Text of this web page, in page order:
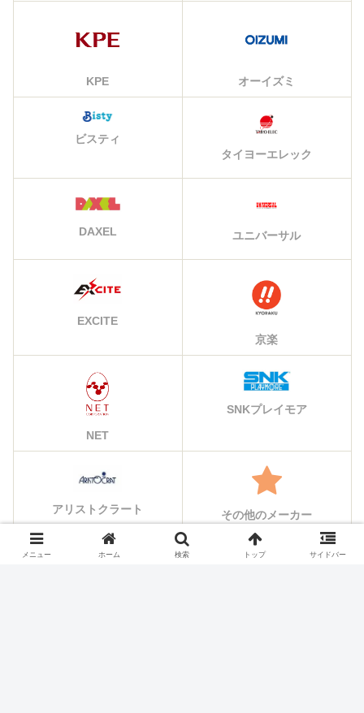
KPE オーイズミ
ビスティ
タイヨーエレック
DAXEL ユニバーサル
EXCITE
京楽
NET
SNKプレイモア
アリストクラート その他のメーカー
メニュー ホーム 検索 トップ サイドバー